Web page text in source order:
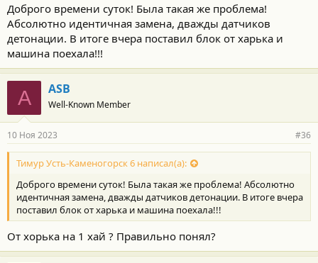
Доброго времени суток! Была такая же проблема!
Абсолютно идентичная замена, дважды датчиков
детонации. В итоге вчера поставил блок от харька и
машина поехала!!!
A ASB
Well-Known Member
10 Ноя 2023 #36
Тимур Усть-Каменогорск 6 написал(а):
Доброго времени суток! Была такая же проблема! Абсолютно
идентичная замена, дважды датчиков детонации. В итоге вчера
поставил блок от харька и машина поехала!!!
От хорька на 1 хай ? Правильно понял?